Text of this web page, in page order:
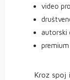
video
autorski
Kroz spoj